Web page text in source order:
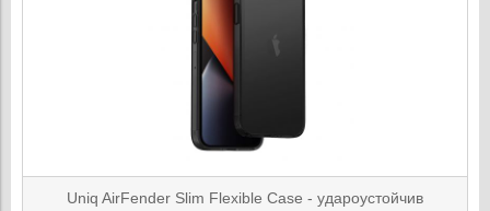
Uniq AirFender Slim Flexible Case - удароустойчив